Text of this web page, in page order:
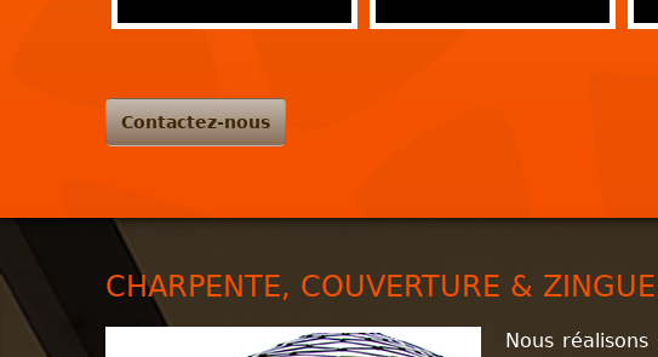
Contactez-nous
CHARPENTE, COUVERTURE &
Nous